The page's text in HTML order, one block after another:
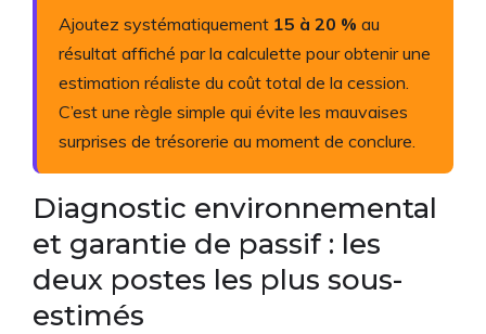
Ajoutez systématiquement 15 à 20 % au
résultat affiché par la calculette pour obtenir une
estimation réaliste du coût total de la cession.
C’est une règle simple qui évite les mauvaises
surprises de trésorerie au moment de conclure.
Diagnostic environnemental
et garantie de passif : les
deux postes les plus sous-
estimés